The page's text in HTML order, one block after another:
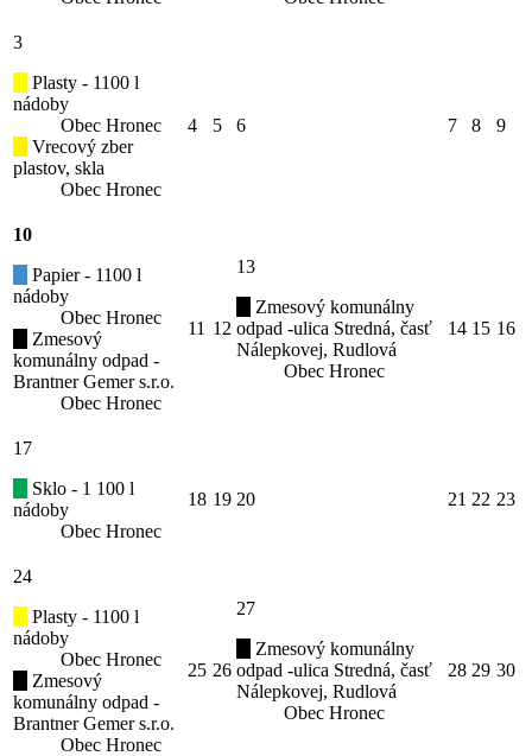
3
Plasty - 1100 l
nádoby
Obec Hronec
Vrecový zber
plastov, skla
Obec Hronec
4 5 6 7 8 9
10
Papier - 1100 l
nádoby
Obec Hronec
Zmesový
komunálny odpad -
Brantner Gemer s.r.o.
Obec Hronec
11 12
13
Zmesový komunálny
odpad -ulica Stredná, časť
Nálepkovej, Rudlová
Obec Hronec
14 15 16
17
Sklo - 1 100 l
nádoby
Obec Hronec
18 19 20 21 22 23
24
Plasty - 1100 l
nádoby
Obec Hronec
Zmesový
komunálny odpad -
Brantner Gemer s.r.o.
Obec Hronec
25 26
27
Zmesový komunálny
odpad -ulica Stredná, časť
Nálepkovej, Rudlová
Obec Hronec
28 29 30